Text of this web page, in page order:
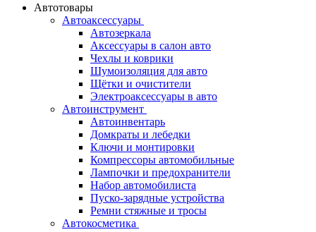
Автотовары
Автоаксессуары
Автозеркала
Аксессуары в салон авто
Чехлы и коврики
Шумоизоляция для авто
Щётки и очистители
Электроаксессуары в авто
Автоинструмент
Автоинвентарь
Домкраты и лебедки
Ключи и монтировки
Компрессоры автомобильные
Лампочки и предохранители
Набор автомобилиста
Пуско-зарядные устройства
Ремни стяжные и тросы
Автокосметика